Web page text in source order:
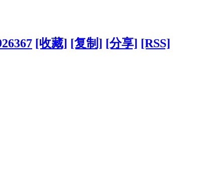
[收藏] [复制] [分享] [RSS]